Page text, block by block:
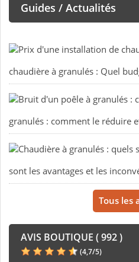
Guides / Actualités
chaudière à granulés : Quel
granulés : comment le réduire
sont les avantages et les
Tous les
AVIS BOUTIQUE ( 992 )
(4,7/5)